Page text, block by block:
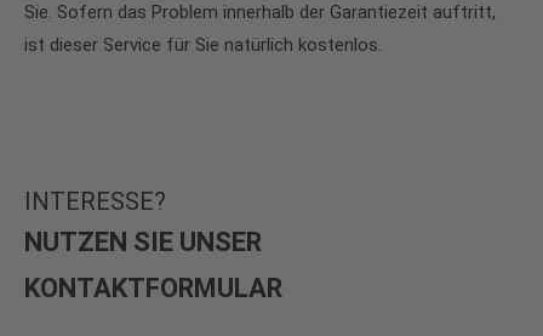
Sie. Sofern das Problem innerhalb der Garantiezeit auftritt,
ist dieser Service für Sie natürlich kostenlos.
INTERESSE?
NUTZEN SIE UNSER
KONTAKT­FORMULAR